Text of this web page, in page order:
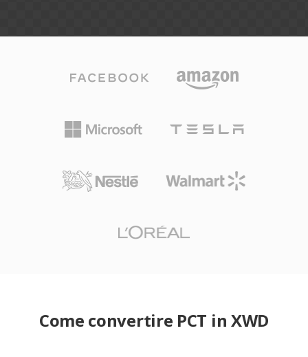
Come convertire PCT in XWD